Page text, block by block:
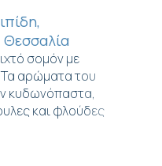
Θεσσαλία
σομόν με
Τα αρώματα του
κυδωνόπαστα,
και φλούδες